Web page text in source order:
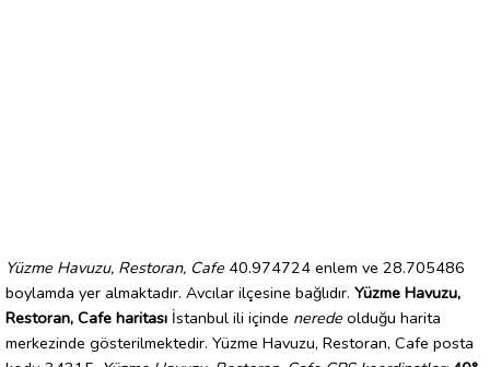
Yüzme Havuzu, Restoran, Cafe 40.974724 enlem ve 28.705486
boylamda yer almaktadır. Avcılar ilçesine bağlıdır. Yüzme Havuzu,
Restoran, Cafe haritası İstanbul ili içinde nerede olduğu harita
merkezinde gösterilmektedir. Yüzme Havuzu, Restoran, Cafe posta